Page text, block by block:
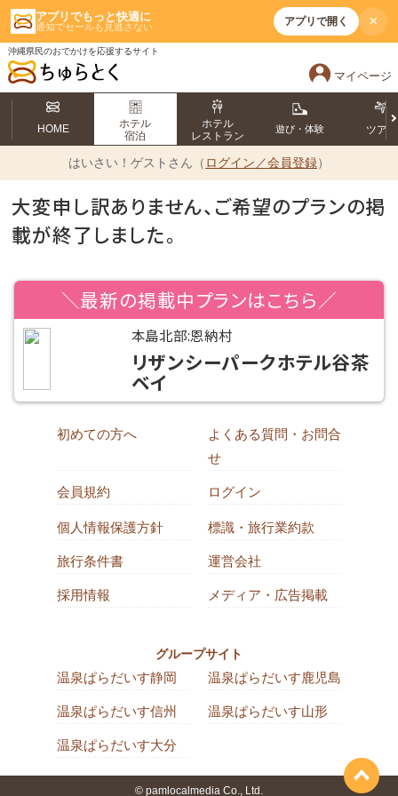
アプリでもっと快適に
通知でセールも見逃さない アプリで開く ×
沖縄県民のおでかけを応援するサイト
マイページ
HOME
ホテル
宿泊
ホテル
レストラン
遊び・体験 ツアー
はいさい！ ゲストさん（ ログイン／会員登録）
大変申し訳ありません、ご希望のプランの掲
載が終了しました。
＼最新の掲載中プランはこちら／
本島北部:恩納村
リザンシーパークホテル谷茶
ベイ
初めての方へ
よくある質問・お問合
せ
会員規約 ログイン
個人情報保護方針 標識・旅行業約款
旅行条件書 運営会社
採用情報 メディア・広告掲載
グループサイト
温泉ぱらだいす静岡 温泉ぱらだいす鹿児島
温泉ぱらだいす信州 温泉ぱらだいす山形
温泉ぱらだいす大分
© pamlocalmedia Co., Ltd.